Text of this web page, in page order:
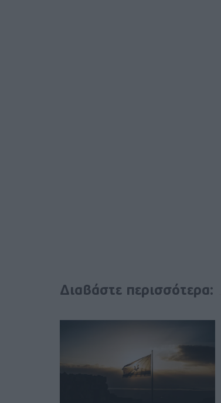
Διαβάστε περισσότερα: